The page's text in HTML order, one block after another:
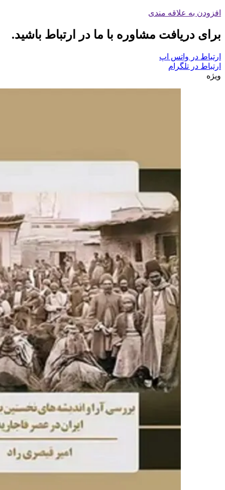
افزودن به علاقه مندی
برای دریافت مشاوره با ما در ارتباط باشید.
ارتباط در واتس اپ
ارتباط در تلگرام
ویژه